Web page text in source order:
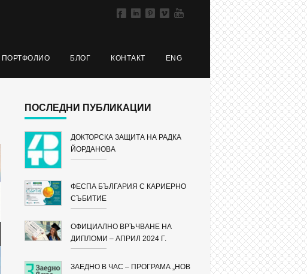
ПОРТФОЛИО БЛОГ КОНТАКТ ENG
ПОСЛЕДНИ ПУБЛИКАЦИИ
ДОКТОРСКА ЗАЩИТА НА РАДКА
ЙОРДАНОВА
ФЕСПА БЪЛГАРИЯ С КАРИЕРНО
СЪБИТИЕ
ОФИЦИАЛНО ВРЪЧВАНЕ НА
ДИПЛОМИ – АПРИЛ 2024 Г.
ЗАЕДНО В ЧАС – ПРОГРАМА „НОВ